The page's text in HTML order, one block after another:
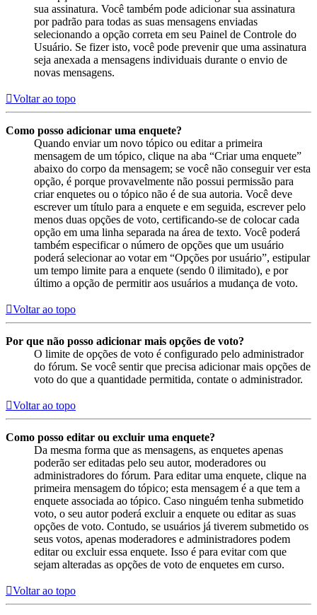
sua assinatura. Você também pode adicionar sua assinatura
por padrão para todas as suas mensagens enviadas
selecionando a opção correta em seu Painel de Controle do
Usuário. Se fizer isto, você pode prevenir que uma assinatura
seja anexada a mensagens individuais durante o envio de
novas mensagens.
Voltar ao topo
Como posso adicionar uma enquete?
Quando enviar um novo tópico ou editar a primeira
mensagem de um tópico, clique na aba “Criar uma enquete”
abaixo do corpo da mensagem; se você não conseguir ver esta
opção, é porque provavelmente não possui permissão para
criar enquetes ou o tópico não é de sua autoria. Você deve
escrever um título para a enquete e em seguida, escrever pelo
menos duas opções de voto, certificando-se de colocar cada
opção em uma linha separada na área de texto. Você poderá
também especificar o número de opções que um usuário
poderá selecionar ao votar em “Opções por usuário”, estipular
um tempo limite para a enquete (sendo 0 ilimitado), e por
último a opção de permitir aos usuários a mudança de voto.
Voltar ao topo
Por que não posso adicionar mais opções de voto?
O limite de opções de voto é configurado pelo administrador
do fórum. Se você sentir que precisa adicionar mais opções de
voto do que a quantidade permitida, contate o administrador.
Voltar ao topo
Como posso editar ou excluir uma enquete?
Da mesma forma que as mensagens, as enquetes apenas
poderão ser editadas pelo seu autor, moderadores ou
administradores do fórum. Para editar uma enquete, clique na
primeira mensagem do tópico; esta mensagem é a que tem a
enquete associada ao tópico. Caso ninguém tenha submetido
voto, o seu autor poderá excluir a enquete ou editar as suas
opções de voto. Contudo, se usuários já tiverem submetido os
seus votos, apenas moderadores e administradores podem
editar ou excluir essa enquete. Isso é para evitar com que
sejam alteradas as opções de voto de enquetes em curso.
Voltar ao topo